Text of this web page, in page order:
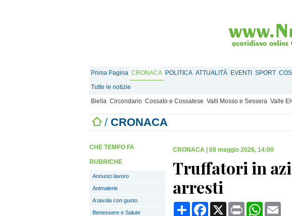
Prima Pagina CRONACA POLITICA ATTUALITÀ EVENTI SPORT
Tutte le notizie
Biella Circondario Cossato e Cossatese Valli Mosso e Sessera Valle
/ CRONACA
CHE TEMPO FA
RUBRICHE
Annunci lavoro
Animalerie
A tavola con gusto
Benessere e Salute
CRONACA 08 maggio 2026, 14:00
Truffatori in
arresti
CondividiFacebook
X Print